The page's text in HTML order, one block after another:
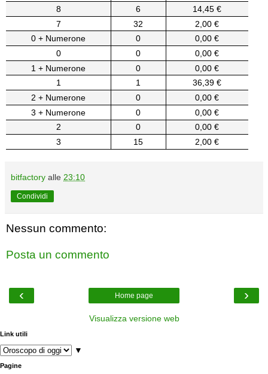
8
6
14,45 €
7
32
2,00 €
0 + Numerone
0
0,00 €
0
0
0,00 €
1 + Numerone
0
0,00 €
1
1
36,39 €
2 + Numerone
0
0,00 €
3 + Numerone
0
0,00 €
2
0
0,00 €
3
15 2,00 €
bitfactory alle 23:10
Condividi
Nessun commento:
Posta un commento
‹ ›
Home page
Visualizza versione web
Link utili
▼
Pagine